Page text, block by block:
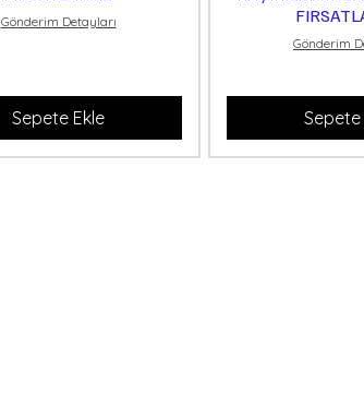
Gönderim Detayları
Sepete Ekle
Gönderim
Sepete